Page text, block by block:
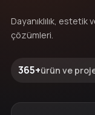
Dayanıklılık, estetik
çözümleri.
365+ürün ve